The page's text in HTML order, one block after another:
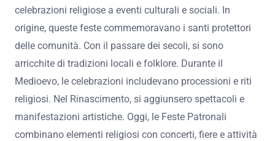
celebrazioni religiose a eventi culturali e sociali. In
origine, queste feste commemoravano i santi protettori
delle comunità. Con il passare dei secoli, si sono
arricchite di tradizioni locali e folklore. Durante il
Medioevo, le celebrazioni includevano processioni e riti
religiosi. Nel Rinascimento, si aggiunsero spettacoli e
manifestazioni artistiche. Oggi, le Feste Patronali
combinano elementi religiosi con concerti, fiere e attività